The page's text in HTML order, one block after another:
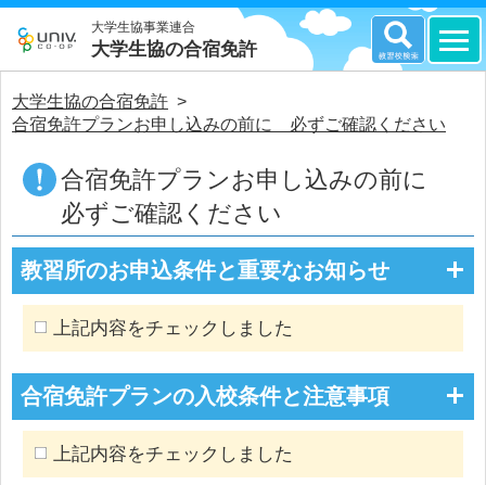
大学生協事業連合
大学生協の合宿免許
大学生協の合宿免許 >
合宿免許プランお申し込みの前に 必ずご確認ください
合宿免許プランお申し込みの前に
必ずご確認ください
教習所のお申込条件と重要なお知らせ
上記内容をチェックしました
合宿免許プランの入校条件と注意事項
上記内容をチェックしました